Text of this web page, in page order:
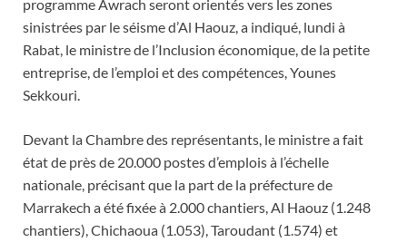
programme Awrach seront orientés vers les zones
sinistrées par le séisme d’Al Haouz, a indiqué, lundi à
Rabat, le ministre de l’Inclusion économique, de la petite
entreprise, de l’emploi et des compétences, Younes
Sekkouri.
Devant la Chambre des représentants, le ministre a fait
état de près de 20.000 postes d’emplois à l’échelle
nationale, précisant que la part de la préfecture de
Marrakech a été fixée à 2.000 chantiers, Al Haouz (1.248
chantiers), Chichaoua (1.053), Taroudant (1.574) et